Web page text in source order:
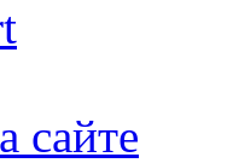
сайте